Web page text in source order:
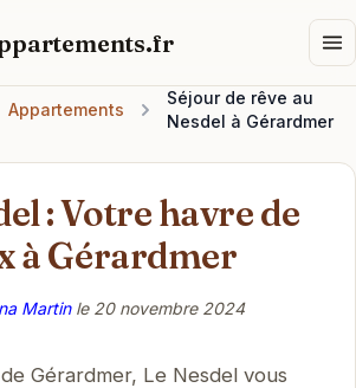
Appartements
Séjour de rêve au
Nesdel à Gérardmer
: Votre havre de
à Gérardmer
Martinle 20 novembre 2024
Gérardmer, Le Nesdel vous